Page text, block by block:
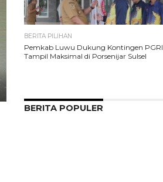
BERITA PILIHAN
Pemkab Luwu Dukung Kontingen PGRI
Tampil Maksimal di Porsenijar Sulsel
BERITA POPULER